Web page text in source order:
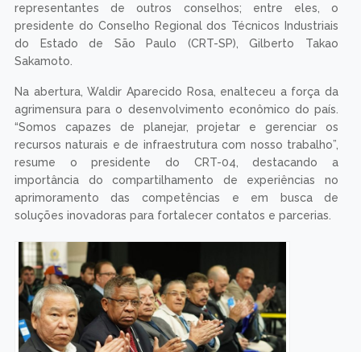
representantes de outros conselhos; entre eles, o
presidente do Conselho Regional dos Técnicos Industriais
do Estado de São Paulo (CRT-SP), Gilberto Takao
Sakamoto.
Na abertura, Waldir Aparecido Rosa, enalteceu a força da
agrimensura para o desenvolvimento econômico do país.
“Somos capazes de planejar, projetar e gerenciar os
recursos naturais e de infraestrutura com nosso trabalho”,
resume o presidente do CRT-04, destacando a
importância do compartilhamento de experiências no
aprimoramento das competências e em busca de
soluções inovadoras para fortalecer contatos e parcerias.